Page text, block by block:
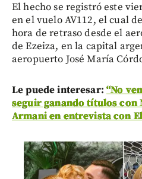
El hecho se registró este
en el vuelo AV112, el cual
hora de retraso desde el
de Ezeiza, en la capital
aeropuerto José María
Le puede interesar: “No
seguir ganando títulos con
Armani en entrevista con